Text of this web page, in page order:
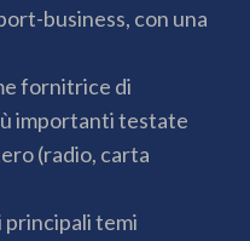
business, con una
fornitrice di
importanti testate
(radio, carta
temi